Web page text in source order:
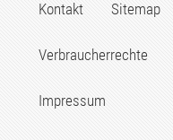
Kontakt Sitemap
Verbraucherrechte
Impressum